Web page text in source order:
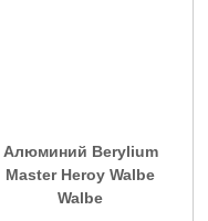
Алюминий Berylium
Master Heroy Walbe
Walbe